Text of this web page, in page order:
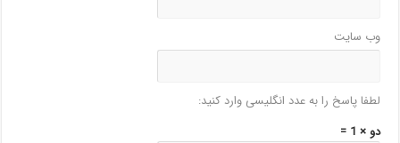
وب‌ سایت
لطفا پاسخ را به عدد انگلیسی وارد کنید:
دو × 1 =